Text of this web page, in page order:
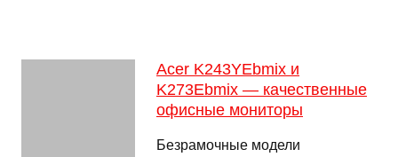
Acer K243YEbmix и
K273Ebmix — качественные
офисные мониторы
Безрамочные модели